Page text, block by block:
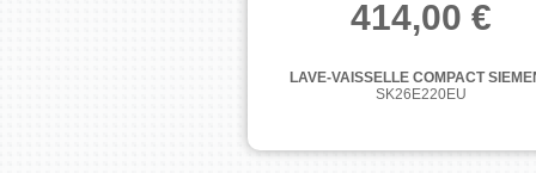
414,00 €
LAVE-VAISSELLE COMPACT
SK26E220EU